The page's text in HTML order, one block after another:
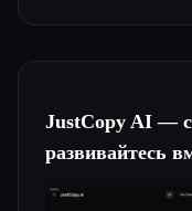
JustCopy AI —
развивайтесь